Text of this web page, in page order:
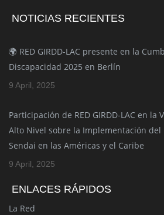
NOTICIAS RECIENTES
🌍 RED GIRDD-LAC presente en la
Discapacidad 2025 en Berlín
9 April, 2025
Participación de RED GIRDD-LAC en la
Alto Nivel sobre la Implementación del
Sendai en las Américas y el Caribe
9 April, 2025
ENLACES RÁPIDOS
La Red